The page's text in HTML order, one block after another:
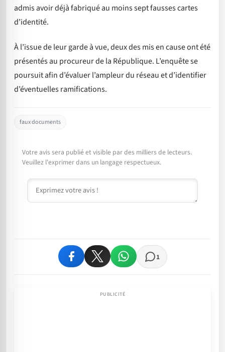
admis avoir déjà fabriqué au moins sept fausses cartes
d’identité.
À l’issue de leur garde à vue, deux des mis en cause ont été
présentés au procureur de la République. L’enquête se
poursuit afin d’évaluer l’ampleur du réseau et d’identifier
d’éventuelles ramifications.
faux documents
Votre avis sera publié et visible par des milliers de lecteurs.
Veuillez l'exprimer dans un langage respectueux.
Commentaire
1